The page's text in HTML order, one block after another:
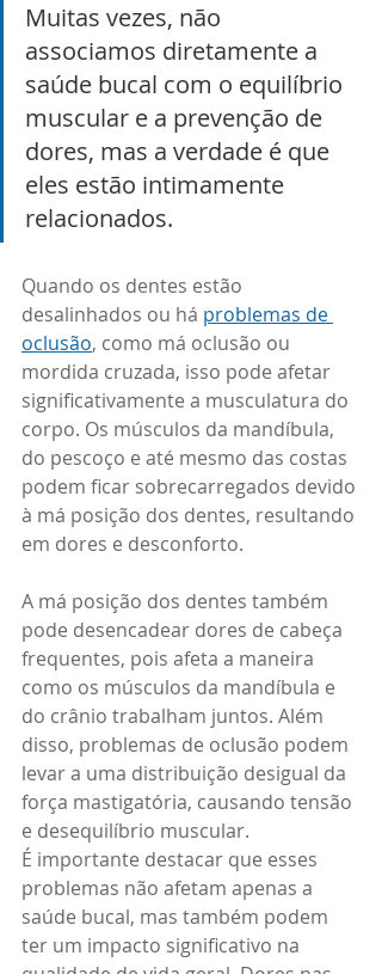
Muitas vezes, não
associamos diretamente a
saúde bucal com o equilíbrio
muscular e a prevenção de
dores, mas a verdade é que
eles estão intimamente
relacionados.
Quando os dentes estão
desalinhados ou há problemas de
oclusão, como má oclusão ou
mordida cruzada, isso pode afetar
significativamente a musculatura do
corpo. Os músculos da mandíbula,
do pescoço e até mesmo das costas
podem ficar sobrecarregados devido
à má posição dos dentes, resultando
em dores e desconforto.
A má posição dos dentes também
pode desencadear dores de cabeça
frequentes, pois afeta a maneira
como os músculos da mandíbula e
do crânio trabalham juntos. Além
disso, problemas de oclusão podem
levar a uma distribuição desigual da
força mastigatória, causando tensão
e desequilíbrio muscular.
É importante destacar que esses
problemas não afetam apenas a
saúde bucal, mas também podem
ter um impacto significativo na